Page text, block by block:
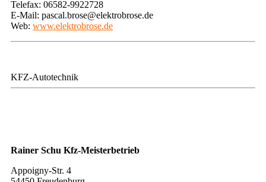
Telefax: 06582-9922728
E-Mail: pascal.brose@elektrobrose.de
Web: www.elektrobrose.de
KFZ-Autotechnik
​Rainer Schu Kfz-Meisterbetrieb
​​Appoigny-Str. 4